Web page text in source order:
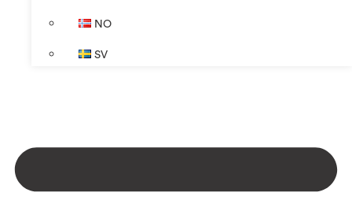
NO
SV